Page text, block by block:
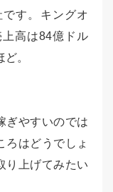
です。キングオ
高は84億ドル
。
ぎやすいのでは
ろはどうでしょ
り上げてみたい